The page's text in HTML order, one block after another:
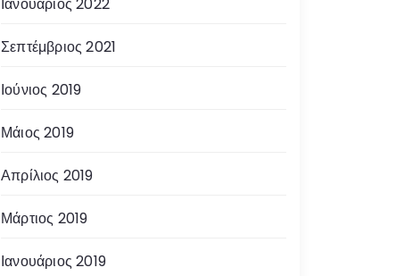
Σεπτέμβριος 2021
Ιούνιος 2019
Μάιος 2019
Απρίλιος 2019
Μάρτιος 2019
Ιανουάριος 2019